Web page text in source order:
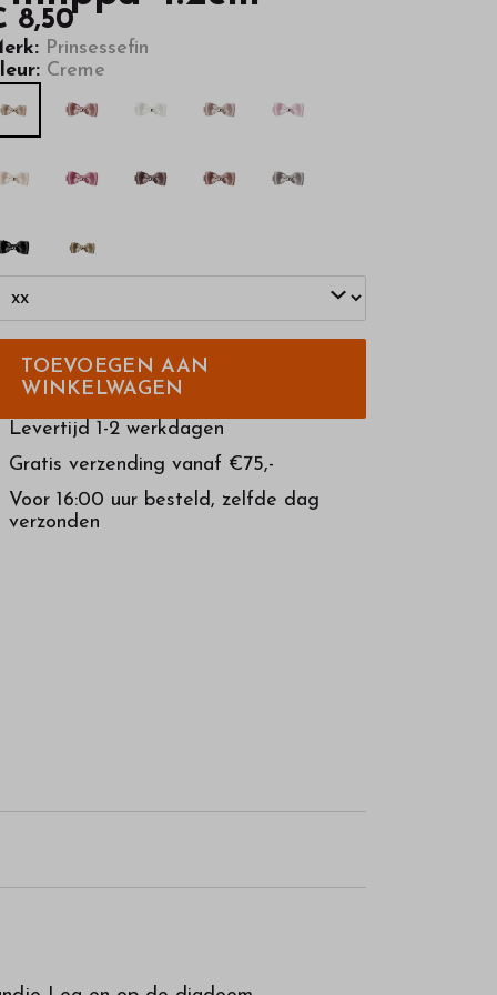
8,50
Prinsessefin
Creme
TOEVOEGEN AAN
WINKELWAGEN
Levertijd 1-2 werkdagen
Gratis verzending vanaf €75,-
Voor 16:00 uur besteld, zelfde dag
verzonden